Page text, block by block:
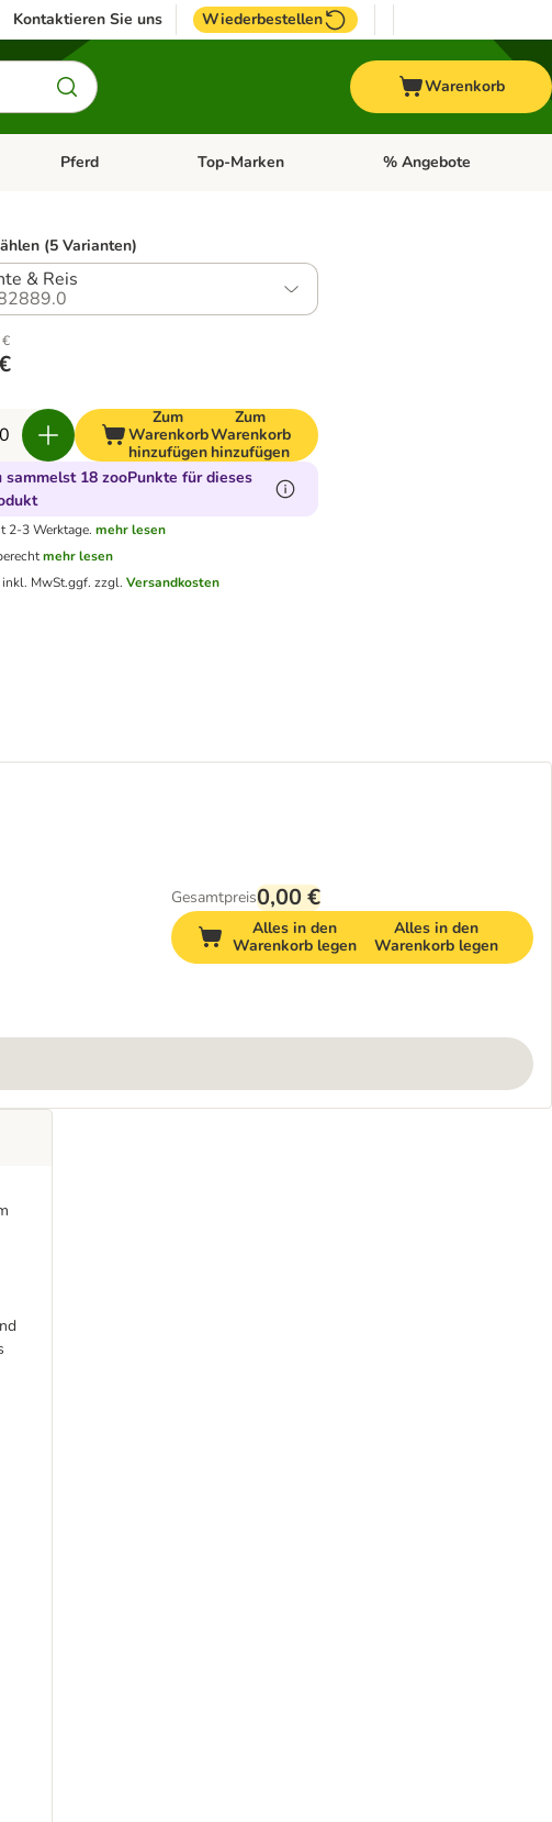
Kontaktieren Sie uns Wiederbestellen
Warenkorb
öffnen: Fisch
Kategorie-Menü öffnen: Vogel
Pferd Kategorie-Menü öffnen: Pferd
Top-Marken Kategorie-Menü öffnen:
% Angebote
(5 Varianten)
& Reis
Zum
Warenkorb
hinzufügen
Zum
Warenkorb
hinzufügen
sammelst 18 zooPunkte für dieses
2-3 Werktage. mehr lesen
mehr lesen
MwSt.ggf. zzgl. Versandkosten
Gesamtpreis0,00 €
Alles in den
Warenkorb legen
Alles in den
Warenkorb legen